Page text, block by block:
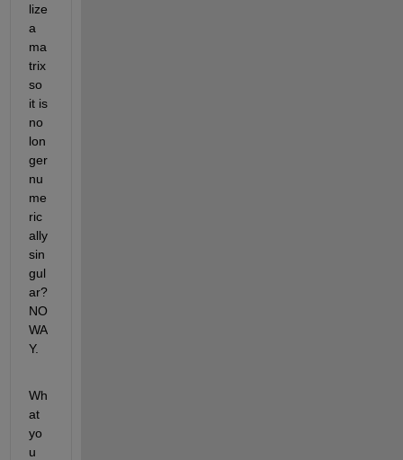
lize
a
ma
trix
so
it is
no
lon
ger
nu
me
ric
ally
sin
gul
ar?
NO
WA
Y.
Wh
at
yo
u